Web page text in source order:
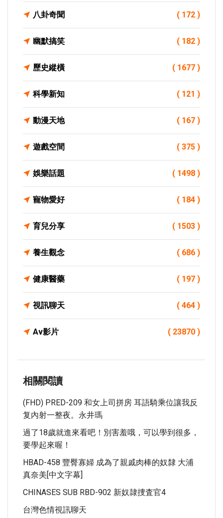
八卦奇聞 ( 172 )
幽默搞笑 ( 182 )
歷史縱橫 ( 1677 )
科學新知 ( 121 )
動漫天地 ( 167 )
遊戲空間 ( 375 )
娛樂話題 ( 1498 )
寵物愛好 ( 184 )
育兒分享 ( 1503 )
養生觀念 ( 686 )
健康醫藥 ( 197 )
視訊聊天 ( 464 )
Av影片 ( 23870 )
相關閱讀
(FHD) PRED-209 和女上司拼房 耳語騎乘位讓我反
复內射一整夜。永井瑪
過了18歲就進來看吧！別害羞哦，可以學到很多，
要學起來喔！
HBAD-458 豐臀寡婦 成為了親戚肉棒的奴隸 大浦
真奈美[中文字幕]
CHINASES SUB RBD-902 新奴隷捜査官4
台灣色情視訊聊天